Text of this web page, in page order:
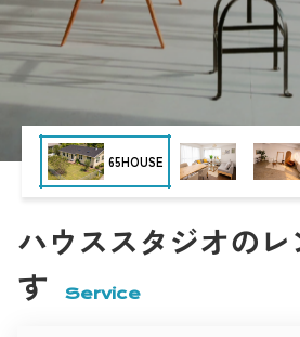
撮影空間の「いま」
表現者と空間が出会う。
クリエイティブのための場所づくり。
あらゆるジャンルのクリエイティブシ
商業撮影では、商品の魅力を最大限
シンプルで明るいハウススタジオや、
ブランドの世界観に合わせたコンセプ
映像制作の現場では、映画・ドラマ・
目黒ハウススタジオ Momobana
目黒川沿いの閑静な住宅街に佇む「
“暮らしのリアリティ”を大切にしたハ
白壁と木の温もりが心地よく調和し、
体を包み込みます。
無垢材の床、観葉植物、アースカラ
どこを切り取っても人の生活を感じさ
インタビュー・雑誌・ブランドムービ
“人の温度”を伝えたい撮影にぴったり
キッチンでの料理シーン、ダイニング
午後の光に照らされたリビングカッ
時間の経過までも美しく描けるスタジ
一瞬の光を大切にするフォトグラフ
こにあります。
ファッション・広告撮影におすすめ
クリーンでありながら、確かな個性を
光のコントロール、構図の自由度、
Nスタジオ
Inspiration studio
PYG
目黒ハウススタジオ
ハウススタジオの
す
Service